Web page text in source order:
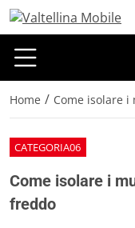
Home / Come isolare
CATEGORIA06
Come isolare i
freddo